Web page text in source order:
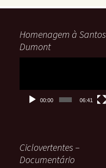
Homenagem à Santos
Dumont
00:00 06:41
Ciclovertentes –
Documentário